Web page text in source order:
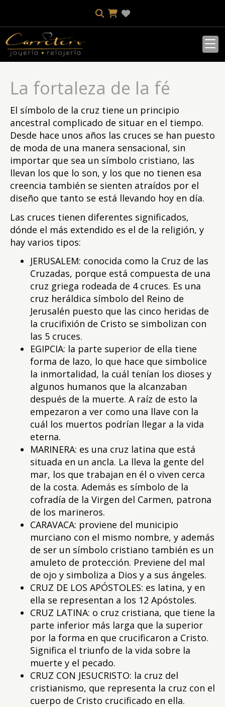
La fortaleza de la fé
El símbolo de la cruz tiene un principio
ancestral complicado de situar en el tiempo.
Desde hace unos años las cruces se han puesto
de moda de una manera sensacional, sin
importar que sea un símbolo cristiano, las
llevan los que lo son, y los que no tienen esa
creencia también se sienten atraídos por el
diseño que tanto se está llevando hoy en día.
Las cruces tienen diferentes significados,
dónde el más extendido es el de la religión, y
hay varios tipos:
JERUSALEM: conocida como la Cruz de las
Cruzadas, porque está compuesta de una
cruz griega rodeada de 4 cruces. Es una
cruz heráldica símbolo del Reino de
Jerusalén puesto que las cinco heridas de
la crucifixión de Cristo se simbolizan con
las 5 cruces.
EGIPCIA: la parte superior de ella tiene
forma de lazo, lo que hace que simbolice
la inmortalidad, la cuál tenían los dioses y
algunos humanos que la alcanzaban
después de la muerte. A raíz de esto la
empezaron a ver como una llave con la
cuál los muertos podrían llegar a la vida
eterna.
MARINERA: es una cruz latina que está
situada en un ancla. La lleva la gente del
mar, los que trabajan en él o viven cerca
de la costa. Además es símbolo de la
cofradía de la Virgen del Carmen, patrona
de los marineros.
CARAVACA: proviene del municipio
murciano con el mismo nombre, y además
de ser un símbolo cristiano también es un
amuleto de protección. Previene del mal
de ojo y simboliza a Dios y a sus ángeles.
CRUZ DE LOS APÓSTOLES: es latina, y en
ella se representan a los 12 Apóstoles.
CRUZ LATINA: o cruz cristiana, que tiene la
parte inferior más larga que la superior
por la forma en que crucificaron a Cristo.
Significa el triunfo de la vida sobre la
muerte y el pecado.
CRUZ CON JESUCRISTO: la cruz del
cristianismo, que representa la cruz con el
cuerpo de Cristo crucificado en ella.